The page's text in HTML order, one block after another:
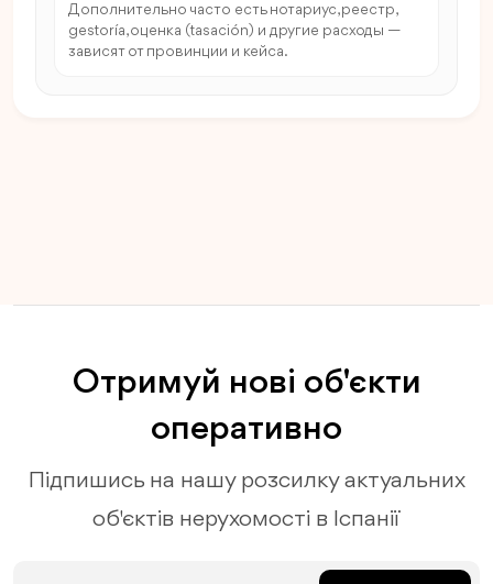
Дополнительно часто есть нотариус, реестр,
gestoría, оценка (tasación) и другие расходы —
зависят от провинции и кейса.
Отримуй нові об'єкти
оперативно
Підпишись на нашу розсилку актуальних
об'єктів нерухомості в Іспанії